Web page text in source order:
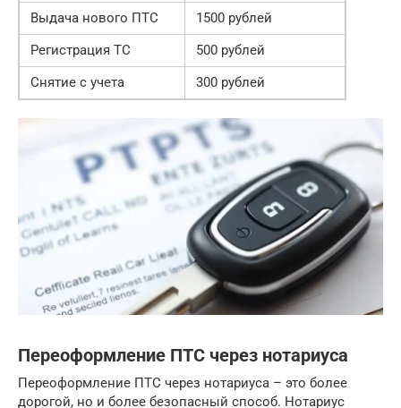
Выдача нового ПТС
1500 рублей
Регистрация ТС
500 рублей
Снятие с учета
300 рублей
Переоформление ПТС через нотариуса
Переоформление ПТС через нотариуса – это более
дорогой, но и более безопасный способ. Нотариус